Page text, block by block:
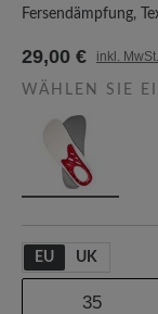
Fersendämpfung,
29,00 € inkl. MwSt.
WÄHLEN SIE
EU UK
35